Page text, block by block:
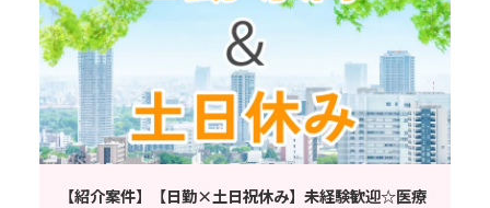
【紹介案件】【日勤×土日祝休み】未経験歓迎☆医療